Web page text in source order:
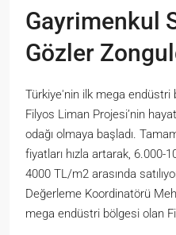
Gayrimenkul
Gözler
Türkiye'nin ilk mega endüstri
Filyos Liman Projesi’nin
odağı olmaya başladı.
fiyatları hızla artarak,
4000 TL/m2 arasında
Değerleme Koordinatörü
mega endüstri bölgesi olan